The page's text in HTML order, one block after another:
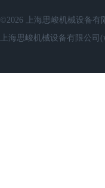
©2026 上海思峻机械设备有
上海思峻机械设备有限公